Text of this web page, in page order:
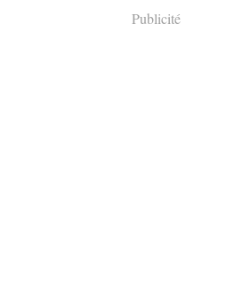
Publicité